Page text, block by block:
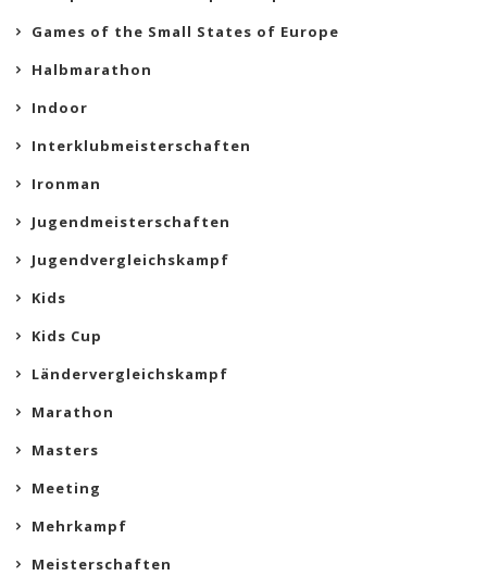
Games of the Small States of Europe
Halbmarathon
Indoor
Interklubmeisterschaften
Ironman
Jugendmeisterschaften
Jugendvergleichskampf
Kids
Kids Cup
Ländervergleichskampf
Marathon
Masters
Meeting
Mehrkampf
Meisterschaften